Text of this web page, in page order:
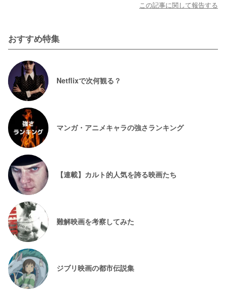
この記事に関して報告する
おすすめ特集
Netflixで次何観る？
マンガ・アニメキャラの強さランキング
【連載】カルト的人気を誇る映画たち
難解映画を考察してみた
ジブリ映画の都市伝説集